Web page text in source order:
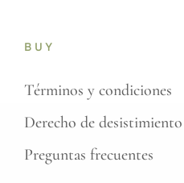
BUY
Términos y condiciones
Derecho de desistimiento
Preguntas frecuentes